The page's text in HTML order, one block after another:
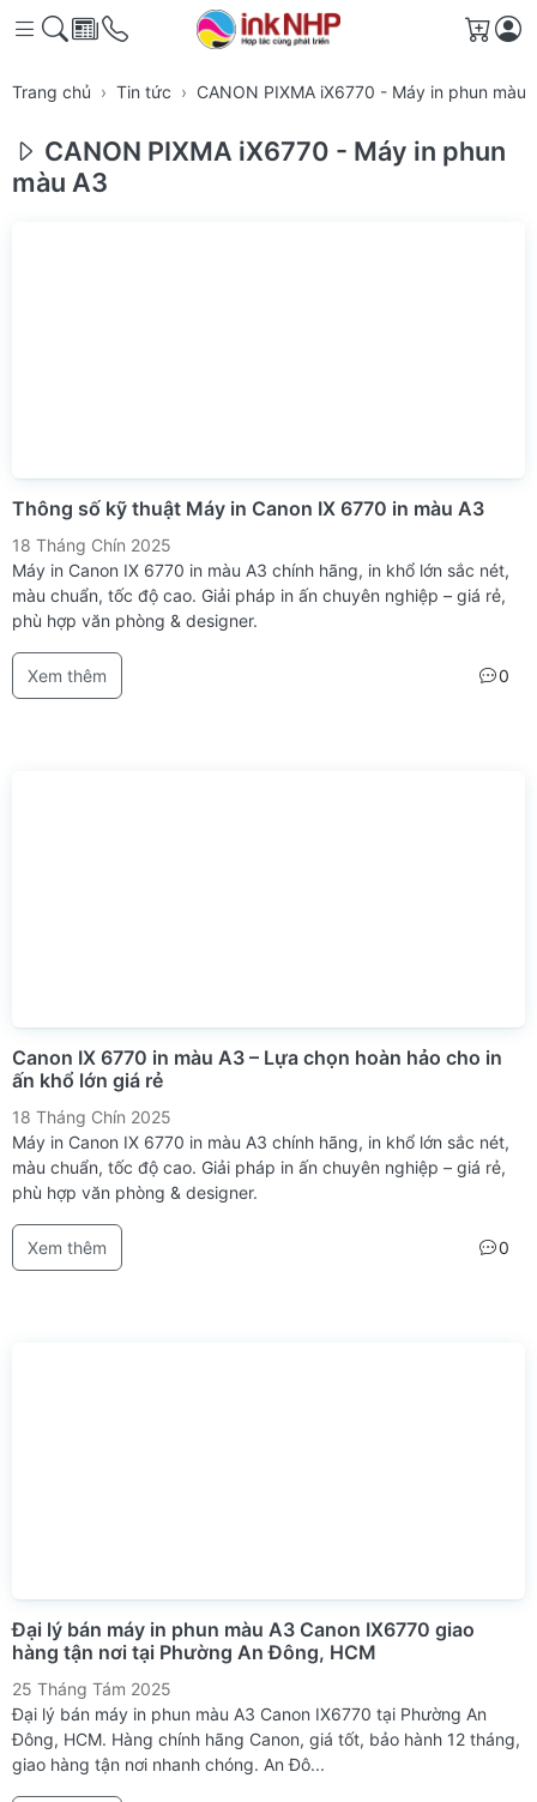
Giỏ
Trang chủ Tin tức CANON PIXMA iX6770 - Máy in phun màu
CANON PIXMA iX6770 - Máy in phun
màu A3
Thông số kỹ thuật Máy in Canon IX 6770 in màu A3
18 Tháng Chín 2025
Máy in Canon IX 6770 in màu A3 chính hãng, in khổ lớn sắc nét,
màu chuẩn, tốc độ cao. Giải pháp in ấn chuyên nghiệp – giá rẻ,
phù hợp văn phòng & designer.
Xem thêm 0
Canon IX 6770 in màu A3 – Lựa chọn hoàn hảo cho in
ấn khổ lớn giá rẻ
18 Tháng Chín 2025
Máy in Canon IX 6770 in màu A3 chính hãng, in khổ lớn sắc nét,
màu chuẩn, tốc độ cao. Giải pháp in ấn chuyên nghiệp – giá rẻ,
phù hợp văn phòng & designer.
Xem thêm 0
Đại lý bán máy in phun màu A3 Canon IX6770 giao
hàng tận nơi tại Phường An Đông, HCM
25 Tháng Tám 2025
Đại lý bán máy in phun màu A3 Canon IX6770 tại Phường An
Đông, HCM. Hàng chính hãng Canon, giá tốt, bảo hành 12 tháng,
giao hàng tận nơi nhanh chóng. An Đô...